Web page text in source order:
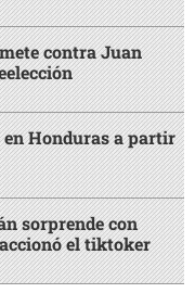
contra Juan
en Honduras a partir
sorprende con
el tiktoker